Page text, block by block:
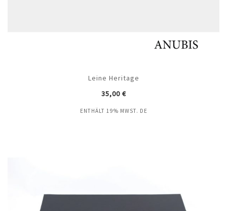
Leine Heritage
35,00 €
ENTHÄLT 19% MWST. DE